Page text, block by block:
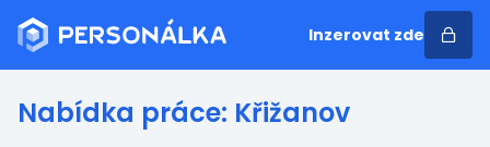
Inzerovat zde
Nabídka práce: Křižanov